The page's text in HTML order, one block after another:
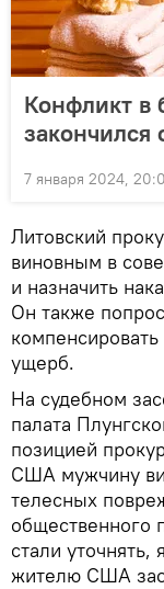
Конфликт в
закончился
7 января 2024,
Литовский
виновным в
и назначить
Он также
ущерб.
На судебном
палата
позицией
США мужчину
телесных
общественного
стали
жителю США